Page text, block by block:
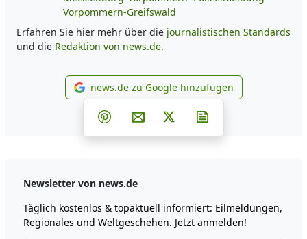
Vorpommern-Greifswald
Erfahren Sie hier mehr über die journalistischen Standards
und die Redaktion von news.de.
news.de zu Google
news.de zu Google hinzufügen
Teilen auf Facebook
Teilen auf Whatsapp
Teilen auf Telegram
Teilen auf Pinterest
Per E-Mail teilen
Post auf X
Newsletter von news.de
Täglich kostenlos & topaktuell informiert: Eilmeldungen,
Regionales und Weltgeschehen. Jetzt anmelden!